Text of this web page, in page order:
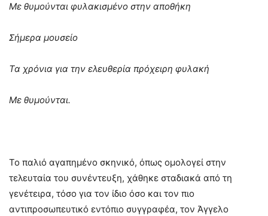
Με θυμούνται φυλακισμένο στην αποθήκη
Σήμερα μουσείο
Τα χρόνια για την ελευθερία πρόχειρη φυλακή
Με θυμούνται.
Το παλιό αγαπημένο σκηνικό, όπως ομολογεί στην
τελευταία του συνέντευξη, χάθηκε σταδιακά από τη
γενέτειρα, τόσο για τον ίδιο όσο και τον πιο
αντιπροσωπευτικό εντόπιο συγγραφέα, τον Άγγελο